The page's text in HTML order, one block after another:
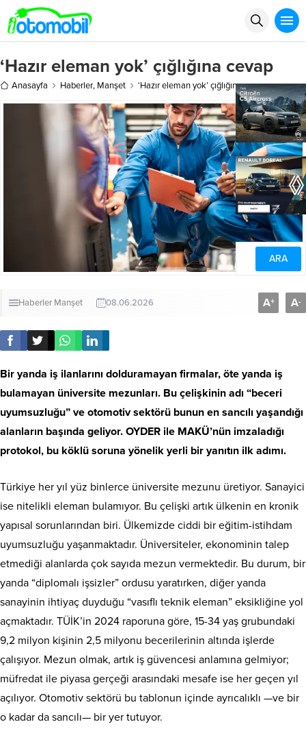
‘Hazır eleman yok’ çığlığına cevap
Anasayfa Haberler, Manşet ‘Hazır eleman yok’ çığlığına cevap
Haberler Manşet 08.06.2026 A+ A-
Bir yanda iş ilanlarını dolduramayan firmalar, öte yanda iş
bulamayan üniversite mezunları. Bu çelişkinin adı “beceri
uyumsuzluğu” ve otomotiv sektörü bunun en sancılı yaşandığı
alanların başında geliyor. OYDER ile MAKÜ’nün imzaladığı
protokol, bu köklü soruna yönelik yerli bir yanıtın ilk adımı.
Türkiye her yıl yüz binlerce üniversite mezunu üretiyor. Sanayici
ise nitelikli eleman bulamıyor. Bu çelişki artık ülkenin en kronik
yapısal sorunlarından biri. Ülkemizde ciddi bir eğitim-istihdam
uyumsuzluğu yaşanmaktadır. Üniversiteler, ekonominin talep
etmediği alanlarda çok sayıda mezun vermektedir. Bu durum, bir
yanda “diplomalı işsizler” ordusu yaratırken, diğer yanda
sanayinin ihtiyaç duyduğu “vasıflı teknik eleman” eksikliğine yol
açmaktadır. TÜİK’in 2024 raporuna göre, 15-34 yaş grubundaki
9,2 milyon kişinin 2,5 milyonu becerilerinin altında işlerde
çalışıyor. Mezun olmak, artık iş güvencesi anlamına gelmiyor;
müfredat ile piyasa gerçeği arasındaki mesafe ise her geçen yıl
açılıyor. Otomotiv sektörü bu tablonun içinde ayrıcalıklı —ve bir
o kadar da sancılı— bir yer tutuyor.